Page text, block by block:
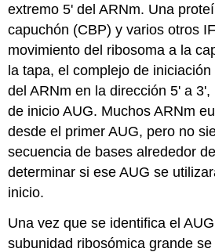
extremo 5' del ARNm. Una
capuchón (CBP) y varios otros
movimiento del ribosoma a la
la tapa, el complejo de
del ARNm en la dirección 5' a
de inicio AUG. Muchos ARNm
desde el primer AUG, pero no
secuencia de bases alrededor
determinar si ese AUG se
inicio.
Una vez que se identifica el
subunidad ribosómica grande